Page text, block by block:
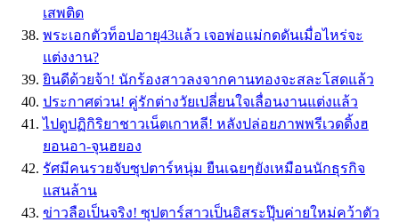
เสพติด
พระเอกตัวท็อปอายุ43แล้ว เจอพ่อแม่กดดันเมื่อไหร่จะ
แต่งงาน?
ยินดีด้วยจ้า! นักร้องสาวลงจากคานทองจะสละโสดแล้ว
ประกาศด่วน! คู่รักต่างวัยเปลี่ยนใจเลื่อนงานแต่งแล้ว
ไปดูปฏิกิริยาชาวเน็ตเกาหลี! หลังปล่อยภาพพรีเวดดิ้งฮ
ยอนอา-จุนฮยอง
รัศมีคนรวยจับซุปตาร์หนุ่ม ยืนเฉยๆยังเหมือนนักธุรกิจ
แสนล้าน
ข่าวลือเป็นจริง! ซุปตาร์สาวเป็นอิสระปุ๊บค่ายใหม่คว้าตัว